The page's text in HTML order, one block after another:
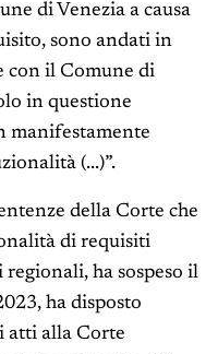
di Venezia a causa
sono andati in
con il Comune di
in questione
manifestamente
(...)”.
della Corte che
di requisiti
ha sospeso il
ha disposto
atti alla Corte